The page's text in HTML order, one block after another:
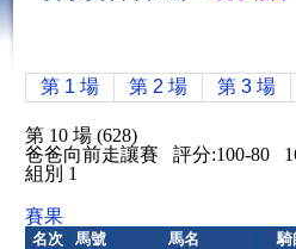
第 1 場 第 2 場 第 3 場
第 10 場 (628)
爸爸向前走讓賽 評分:100-80
組別 1
賽果
名次 馬號 馬名 騎